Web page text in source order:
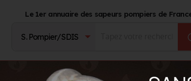
Le 1er annuaire des sapeurs pompiers de
Catalogue Produits